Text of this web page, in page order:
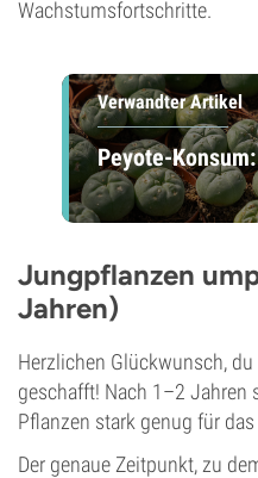
Wachstumsfortschritte.
Verwandter Artikel
Peyote-
Jungpflanzen
Jahren)
Herzlichen Glückwunsch,
geschafft! Nach 1–2 Jahren
Pflanzen stark genug für
Der genaue Zeitpunkt, zu